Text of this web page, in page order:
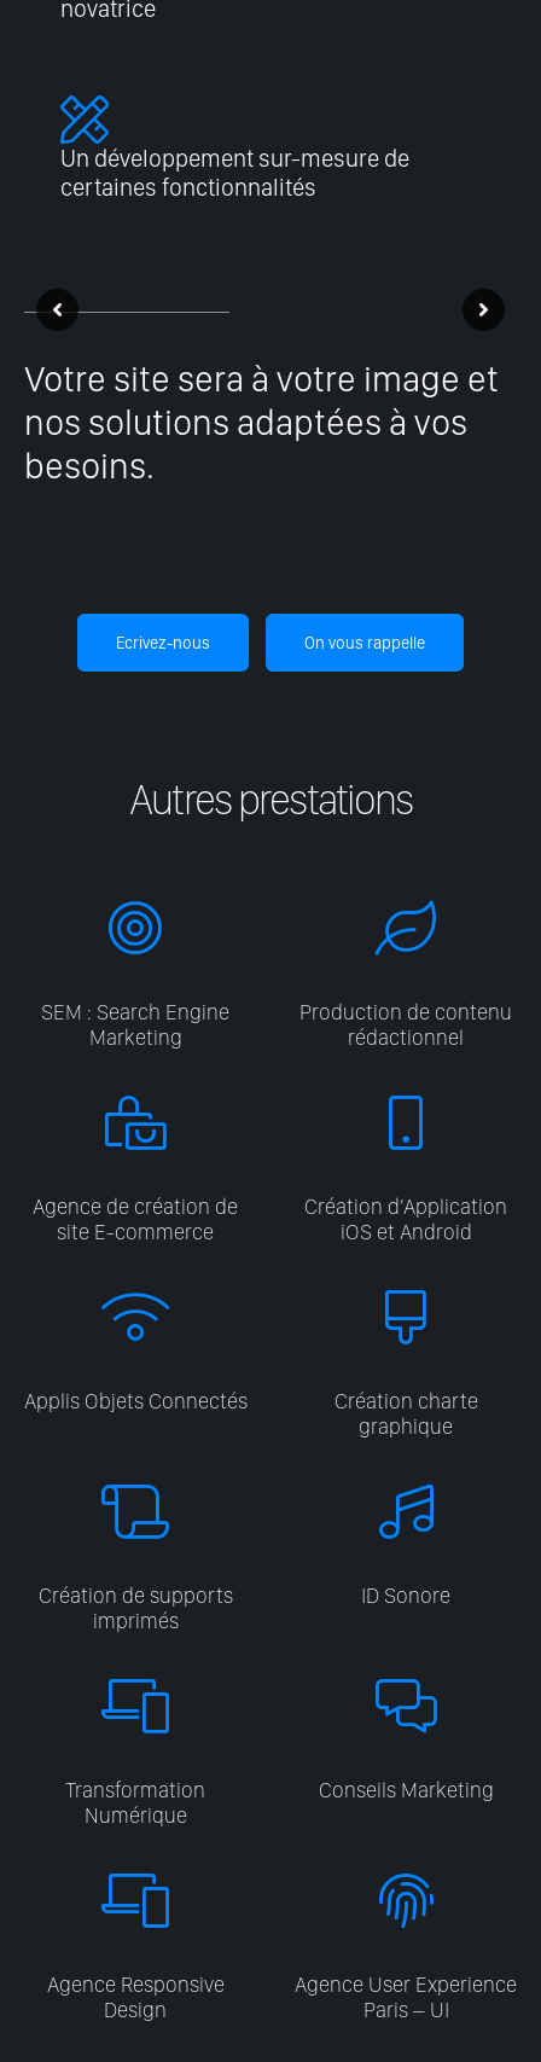
novatrice
Un développement sur-mesure de
certaines fonctionnalités
Votre site sera à votre image et
nos solutions adaptées à vos
besoins.
Ecrivez-nous On vous rappelle
Autres prestations
SEM : Search Engine
Marketing
Production de contenu
rédactionnel
Agence de création de
site E-commerce
Création d’Application
iOS et Android
Applis Objets Connectés
Création charte
graphique
Création de supports
imprimés
ID Sonore
Transformation
Numérique
Conseils Marketing
Agence Responsive
Design
Agence User Experience
Paris – UI